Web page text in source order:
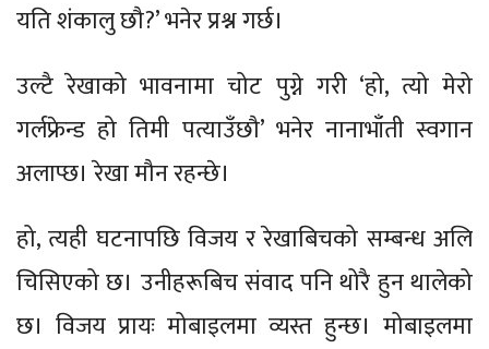
यति शंकालु छौ?’ भनेर प्रश्न गर्छ।
उल्टै रेखाको भावनामा चोट पुग्ने गरी ‘हो, त्यो मेरो
गर्लफ्रेन्ड हो तिमी पत्याउँछौ’ भनेर नानाभाँती स्वगान
अलाप्छ। रेखा मौन रहन्छे।
हो, त्यही घटनापछि विजय र रेखाबिचको सम्बन्ध अलि
चिसिएको छ। उनीहरूबिच संवाद पनि थोरै हुन थालेको
छ। विजय प्रायः मोबाइलमा व्यस्त हुन्छ। मोबाइलमा